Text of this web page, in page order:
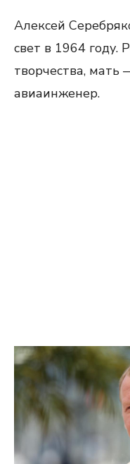
Алексей
свет в 1964 году.
творчества,
авиаинженер.